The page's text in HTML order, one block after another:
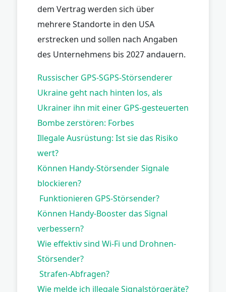
dem Vertrag werden sich über
mehrere Standorte in den USA
erstrecken und sollen nach Angaben
des Unternehmens bis 2027 andauern.
Russischer GPS-SGPS-Störsenderer
Ukraine geht nach hinten los, als
Ukrainer ihn mit einer GPS-gesteuerten
Bombe zerstören: Forbes
Illegale Ausrüstung: Ist sie das Risiko
wert?
Können Handy-Störsender Signale
blockieren?
Funktionieren GPS-Störsender?
Können Handy-Booster das Signal
verbessern?
Wie effektiv sind Wi-Fi und Drohnen-
Störsender?
Strafen-Abfragen?
Wie melde ich illegale Signalstörgeräte?